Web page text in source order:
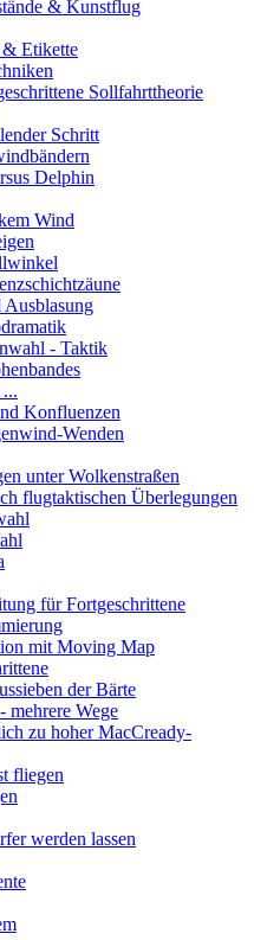
& Kunstflug
Etikette
Sollfahrttheorie
Schritt
Delphin
Wind
Ausblasung
- Taktik
Konfluenzen
Wenden
unter Wolkenstraßen
flugtaktischen Überlegungen
für Fortgeschrittene
mit Moving Map
der Bärte
mehrere Wege
zu hoher MacCready-
fliegen
werden lassen